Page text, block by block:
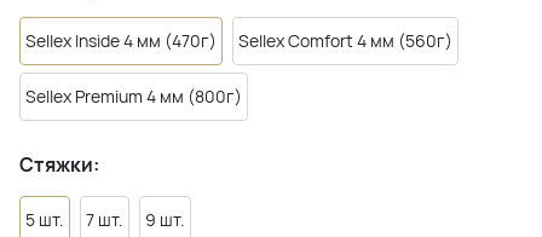
Sellex Inside 4 мм (470г) Sellex Comfort 4 мм (560г)
Sellex Premium 4 мм (800г)
Стяжки:
5 шт. 7 шт. 9 шт.